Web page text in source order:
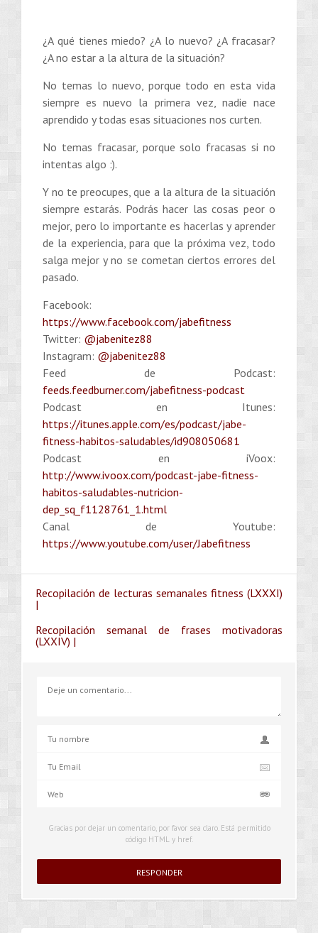
¿A qué tienes miedo? ¿A lo nuevo? ¿A fracasar?
¿A no estar a la altura de la situación?
No temas lo nuevo, porque todo en esta vida
siempre es nuevo la primera vez, nadie nace
aprendido y todas esas situaciones nos curten.
No temas fracasar, porque solo fracasas si no
intentas algo :).
Y no te preocupes, que a la altura de la situación
siempre estarás. Podrás hacer las cosas peor o
mejor, pero lo importante es hacerlas y aprender
de la experiencia, para que la próxima vez, todo
salga mejor y no se cometan ciertos errores del
pasado.
Facebook:
https://www.facebook.com/jabefitness
Twitter: @jabenitez88
Instagram: @jabenitez88
Feed de Podcast:
feeds.feedburner.com/jabefitness-podcast
Podcast en Itunes:
https://itunes.apple.com/es/podcast/jabe-
fitness-habitos-saludables/id908050681
Podcast en iVoox:
http://www.ivoox.com/podcast-jabe-fitness-
habitos-saludables-nutricion-
dep_sq_f1128761_1.html
Canal de Youtube:
https://www.youtube.com/user/Jabefitness
Recopilación de lecturas semanales fitness (LXXXI)
|
Recopilación semanal de frases motivadoras
(LXXIV) |
Gracias por dejar un comentario, por favor sea claro. Está permitido
código HTML y href.